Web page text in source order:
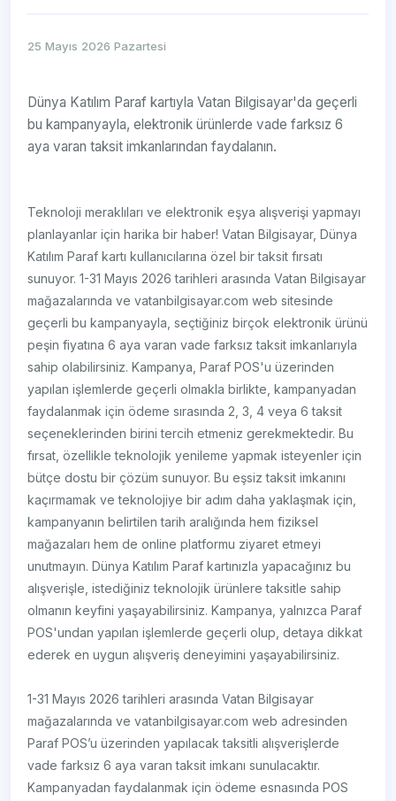
25 Mayıs 2026 Pazartesi
Dünya Katılım Paraf kartıyla Vatan Bilgisayar'da geçerli
bu kampanyayla, elektronik ürünlerde vade farksız 6
aya varan taksit imkanlarından faydalanın.
Teknoloji meraklıları ve elektronik eşya alışverişi yapmayı
planlayanlar için harika bir haber! Vatan Bilgisayar, Dünya
Katılım Paraf kartı kullanıcılarına özel bir taksit fırsatı
sunuyor. 1-31 Mayıs 2026 tarihleri arasında Vatan Bilgisayar
mağazalarında ve vatanbilgisayar.com web sitesinde
geçerli bu kampanyayla, seçtiğiniz birçok elektronik ürünü
peşin fiyatına 6 aya varan vade farksız taksit imkanlarıyla
sahip olabilirsiniz. Kampanya, Paraf POS'u üzerinden
yapılan işlemlerde geçerli olmakla birlikte, kampanyadan
faydalanmak için ödeme sırasında 2, 3, 4 veya 6 taksit
seçeneklerinden birini tercih etmeniz gerekmektedir. Bu
fırsat, özellikle teknolojik yenileme yapmak isteyenler için
bütçe dostu bir çözüm sunuyor. Bu eşsiz taksit imkanını
kaçırmamak ve teknolojiye bir adım daha yaklaşmak için,
kampanyanın belirtilen tarih aralığında hem fiziksel
mağazaları hem de online platformu ziyaret etmeyi
unutmayın. Dünya Katılım Paraf kartınızla yapacağınız bu
alışverişle, istediğiniz teknolojik ürünlere taksitle sahip
olmanın keyfini yaşayabilirsiniz. Kampanya, yalnızca Paraf
POS'undan yapılan işlemlerde geçerli olup, detaya dikkat
ederek en uygun alışveriş deneyimini yaşayabilirsiniz.
1-31 Mayıs 2026 tarihleri arasında Vatan Bilgisayar
mağazalarında ve vatanbilgisayar.com web adresinden
Paraf POS’u üzerinden yapılacak taksitli alışverişlerde
vade farksız 6 aya varan taksit imkanı sunulacaktır.
Kampanyadan faydalanmak için ödeme esnasında POS